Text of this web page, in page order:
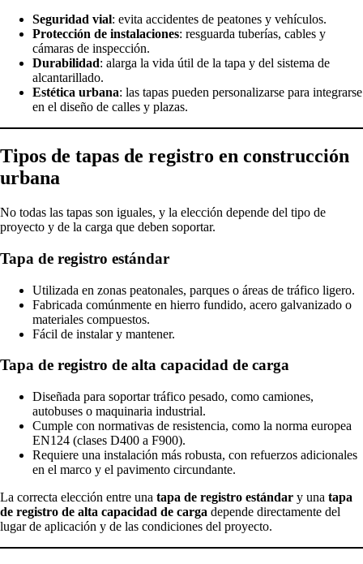
Seguridad vial: evita accidentes de peatones y vehículos.
Protección de instalaciones: resguarda tuberías, cables y
cámaras de inspección.
Durabilidad: alarga la vida útil de la tapa y del sistema de
alcantarillado.
Estética urbana: las tapas pueden personalizarse para integrarse
en el diseño de calles y plazas.
Tipos de tapas de registro en construcción
urbana
No todas las tapas son iguales, y la elección depende del tipo de
proyecto y de la carga que deben soportar.
Tapa de registro estándar
Utilizada en zonas peatonales, parques o áreas de tráfico ligero.
Fabricada comúnmente en hierro fundido, acero galvanizado o
materiales compuestos.
Fácil de instalar y mantener.
Tapa de registro de alta capacidad de carga
Diseñada para soportar tráfico pesado, como camiones,
autobuses o maquinaria industrial.
Cumple con normativas de resistencia, como la norma europea
EN124 (clases D400 a F900).
Requiere una instalación más robusta, con refuerzos adicionales
en el marco y el pavimento circundante.
La correcta elección entre una tapa de registro estándar y una tapa
de registro de alta capacidad de carga depende directamente del
lugar de aplicación y de las condiciones del proyecto.